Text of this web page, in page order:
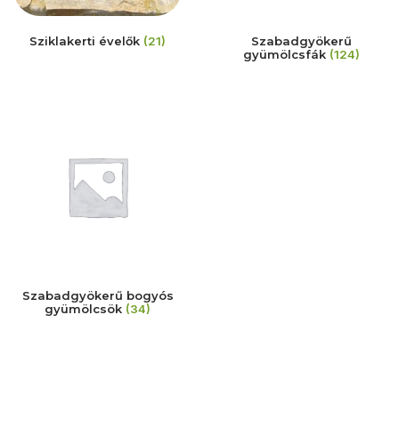
Sziklakerti évelők (21)
Szabadgyökerű
gyümölcsfák (124)
Szabadgyökerű bogyós
gyümölcsök (34)